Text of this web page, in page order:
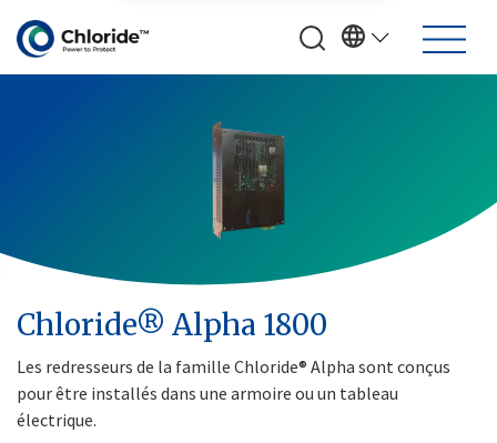
Chloride® Alpha 1800
Les redresseurs de la famille Chloride® Alpha sont conçus
pour être installés dans une armoire ou un tableau
électrique.